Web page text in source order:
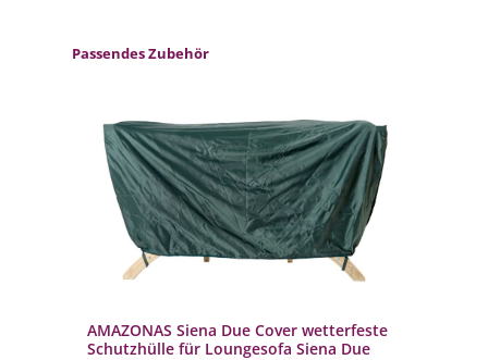
Produktgalerie überspringen
Passendes Zubehör
AMAZONAS Siena Due Cover wetterfeste
Schutzhülle für Loungesofa Siena Due